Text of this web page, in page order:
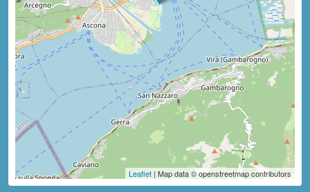
Leaflet | Map data © openstreetmap contributors